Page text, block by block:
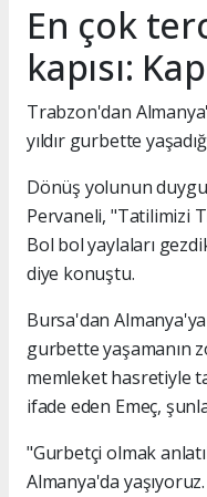
En çok
kapısı:
Trabzon'dan
yıldır gurbette
Dönüş yolunun
Pervaneli, "Tatilimizi
Bol bol yaylaları
diye konuştu.
Bursa'dan
gurbette yaşamanın
memleket hasretiyle
ifade eden Emeç,
"Gurbetçi olmak
Almanya'da